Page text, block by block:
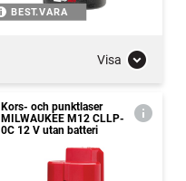
BEST.VARA
Visa
Kors- och punktlaser
MILWAUKEE M12 CLLP-
0C 12 V utan batteri